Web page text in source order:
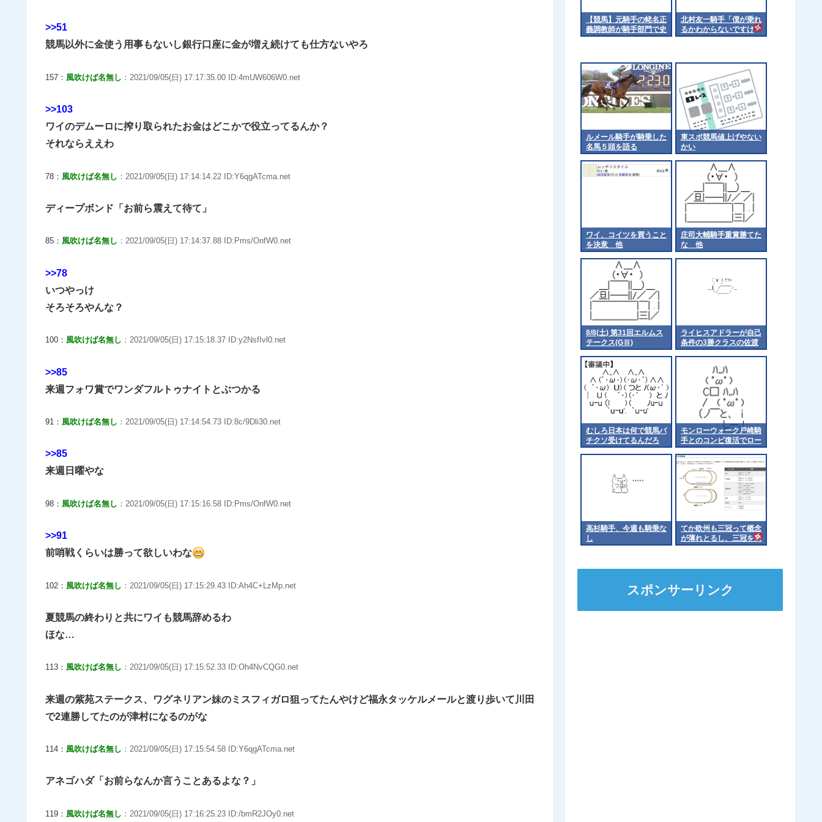
>>51
競馬以外に金使う用事もないし銀行口座に金が増え続けても仕方ないやろ
157： 風吹けば名無し ：2021/09/05(日) 17:17:35.00 ID:4mUW606W0.net
>>103
ワイのデムーロに搾り取られたお金はどこかで役立ってるんか？
それならええわ
78： 風吹けば名無し ：2021/09/05(日) 17:14:14.22 ID:Y6qgATcma.net
ディープボンド「お前ら震えて待て」
85： 風吹けば名無し ：2021/09/05(日) 17:14:37.88 ID:Pms/OnfW0.net
>>78
いつやっけ
そろそろやんな？
100： 風吹けば名無し ：2021/09/05(日) 17:15:18.37 ID:y2NsfIvl0.net
>>85
来週フォワ賞でワンダフルトゥナイトとぶつかる
91： 風吹けば名無し ：2021/09/05(日) 17:14:54.73 ID:8c/9Dli30.net
>>85
来週日曜やな
98： 風吹けば名無し ：2021/09/05(日) 17:15:16.58 ID:Pms/OnfW0.net
>>91
前哨戦くらいは勝って欲しいわな
102： 風吹けば名無し ：2021/09/05(日) 17:15:29.43 ID:Ah4C+LzMp.net
夏競馬の終わりと共にワイも競馬辞めるわ
ほな…
113： 風吹けば名無し ：2021/09/05(日) 17:15:52.33 ID:Oh4NvCQG0.net
来週の紫苑ステークス、ワグネリアン妹のミスフィガロ狙ってたんやけど福永タッケルメールと渡り歩いて川田
で2連勝してたのが津村になるのがな
114： 風吹けば名無し ：2021/09/05(日) 17:15:54.58 ID:Y6qgATcma.net
アネゴハダ「お前らなんか言うことあるよな？」
119： 風吹けば名無し ：2021/09/05(日) 17:16:25.23 ID:/bmR2JOy0.net
【競馬】元騎手の蛯名正
義調教師が騎手部門で史
上8人目の「競馬の殿
φ★]
北村友一騎手「僕が乗れ
るかわからないですけ
ど」
ルメール騎手が騎乗した
名馬５頭を語る
東スポ競馬値上げやない
かい
ワイ、コイツを買うこと
を決意 他
庄司大輔騎手重賞勝てた
な 他
8/8(土) 第31回エルムス
テークス(GⅢ)
ライヒスアドラーが自己
条件の3勝クラスの佐渡
ステークスに出走
むしろ日本は何で競馬バ
チクソ受けてるんだろ
モンローウォーク戸崎騎
手とのコンビ復活でロー
ズSへ 他
高杉騎手、今週も騎乗な
し
てか欧州も三冠って概念
が薄れとるし、三冠を気
にするのは日本くらいに
スポンサーリンク